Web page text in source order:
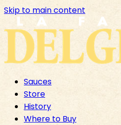
Skip to main content
Sauces
Store
History
Where to Buy